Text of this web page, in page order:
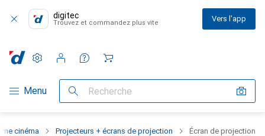
digitec
Trouvez et commandez plus vite Vers l'app
Navigation par catégorie
Menu Recherche
Paramètres
Compte client
Listes de comparaison
Listes d'envies
Panier
cinéma Projecteurs + écrans de projection Écran de projection